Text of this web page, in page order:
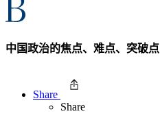
中国政治的焦点、难点、突破点
Share
Share